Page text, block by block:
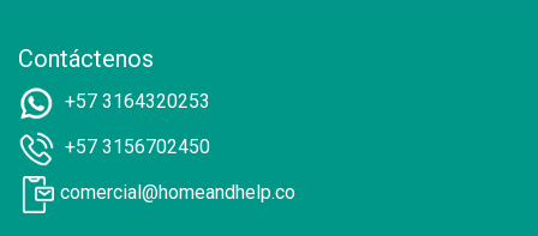
Contáctenos
+57 3164320253
+57 3156702450
comercial@homeandhelp.co